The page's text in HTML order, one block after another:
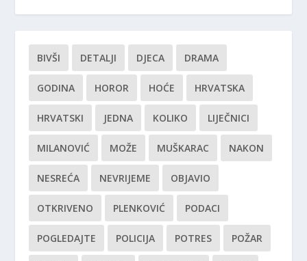
BIVŠI DETALJI DJECA DRAMA
GODINA HOROR HOĆE HRVATSKA
HRVATSKI JEDNA KOLIKO LIJEČNICI
MILANOVIĆ MOŽE MUŠKARAC NAKON
NESREĆA NEVRIJEME OBJAVIO
OTKRIVENO PLENKOVIĆ PODACI
POGLEDAJTE POLICIJA POTRES POŽAR